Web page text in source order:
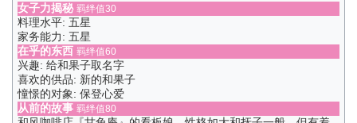
女子力揭秘 羁绊值30
料理水平: 五星
家务能力: 五星
在乎的东西 羁绊值60
兴趣: 给和果子取名字
喜欢的供品: 新的和果子
憧憬的对象: 保登心爱
从前的故事 羁绊值80